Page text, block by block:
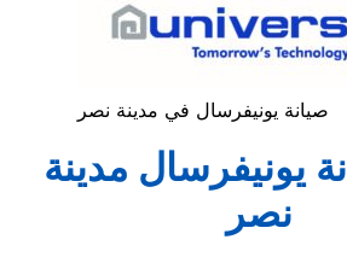
صيانة يونيفرسال في مدينة نصر
يونيفرسال مدينة
نصر